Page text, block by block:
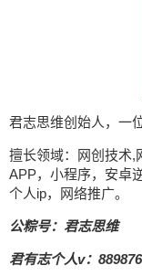
君志思维创始人，一
擅长领域：网创技术,
APP，小程序，安卓
个人ip，网络推广。
公粽号：君志思维
君有志个人v：